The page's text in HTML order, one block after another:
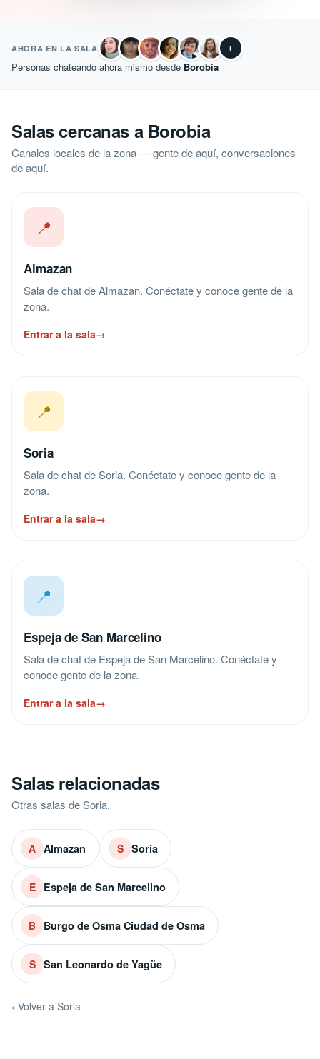
AHORA EN LA SALA +
Personas chateando ahora mismo desde Borobia
Salas cercanas a Borobia
Canales locales de la zona — gente de aquí, conversaciones
de aquí.
📍
Almazan
Sala de chat de Almazan. Conéctate y conoce gente de la
zona.
Entrar a la sala→
📍
Soria
Sala de chat de Soria. Conéctate y conoce gente de la
zona.
Entrar a la sala→
📍
Espeja de San Marcelino
Sala de chat de Espeja de San Marcelino. Conéctate y
conoce gente de la zona.
Entrar a la sala→
Salas relacionadas
Otras salas de Soria.
A Almazan S Soria
E Espeja de San Marcelino
B Burgo de Osma Ciudad de Osma
S San Leonardo de Yagüe
‹ Volver a Soria